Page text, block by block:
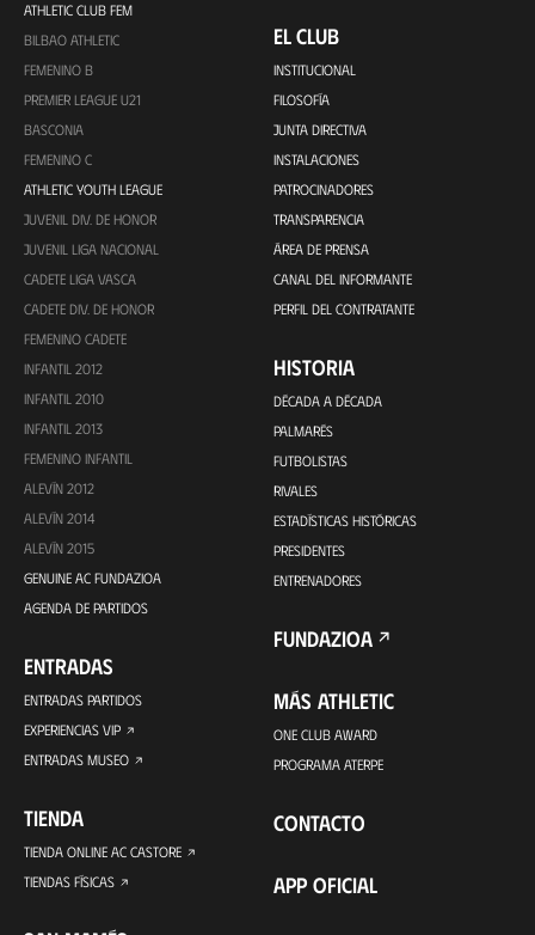
ATHLETIC CLUB FEM
BILBAO ATHLETIC
FEMENINO B
PREMIER LEAGUE U21
BASCONIA
FEMENINO C
ATHLETIC YOUTH LEAGUE
JUVENIL DIV. DE HONOR
JUVENIL LIGA NACIONAL
CADETE LIGA VASCA
CADETE DIV. DE HONOR
FEMENINO CADETE
INFANTIL 2012
INFANTIL 2010
INFANTIL 2013
FEMENINO INFANTIL
ALEVÍN 2012
ALEVÍN 2014
ALEVÍN 2015
GENUINE AC FUNDAZIOA
AGENDA DE PARTIDOS
ENTRADAS
ENTRADAS PARTIDOS
EXPERIENCIAS VIP
ENTRADAS MUSEO
TIENDA
TIENDA ONLINE AC CASTORE
TIENDAS FÍSICAS
EL CLUB
INSTITUCIONAL
FILOSOFÍA
JUNTA DIRECTIVA
INSTALACIONES
PATROCINADORES
TRANSPARENCIA
ÁREA DE PRENSA
CANAL DEL INFORMANTE
PERFIL DEL CONTRATANTE
HISTORIA
DÉCADA A DÉCADA
PALMARÉS
FUTBOLISTAS
RIVALES
ESTADÍSTICAS HISTÓRICAS
PRESIDENTES
ENTRENADORES
FUNDAZIOA
MÁS ATHLETIC
ONE CLUB AWARD
PROGRAMA ATERPE
CONTACTO
APP OFICIAL